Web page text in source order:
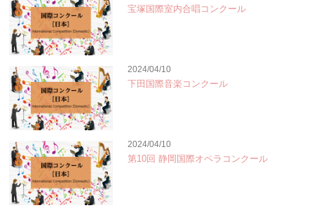
宝塚国際室内合唱コンクール
2024/04/10
下田国際音楽コンクール
2024/04/10
第10回 静岡国際オペラコンクール